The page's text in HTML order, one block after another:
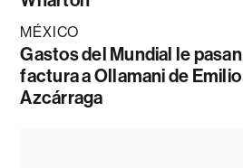
MÉXICO
Gastos del Mundial le pasan
factura a Ollamani de Emilio
Azcárraga